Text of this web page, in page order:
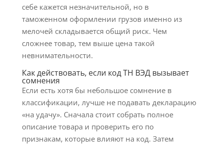
себе кажется незначительной, но в
таможенном оформлении грузов именно из
мелочей складывается общий риск. Чем
сложнее товар, тем выше цена такой
невнимательности.
Как действовать, если код ТН ВЭД вызывает
сомнения
Если есть хотя бы небольшое сомнение в
классификации, лучше не подавать декларацию
«на удачу». Сначала стоит собрать полное
описание товара и проверить его по
признакам, которые влияют на код. Затем